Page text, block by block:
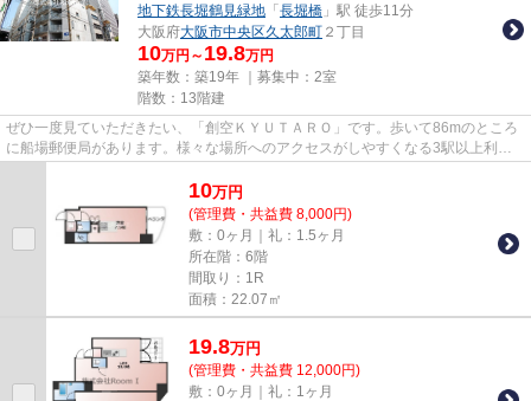
地下鉄長堀鶴見緑地 「 長堀橋 」駅 徒歩11分
大阪府大阪市中央区久太郎町 ２丁目
10万円～ 19.8万円
築年数：築19年 ｜募集中： 2室
階数：13階建
ぜひ一度見ていただきたい、「創空ＫＹＵＴＡＲＯ」です。歩いて86mのところ
に船場郵便局があります。様々な場所へのアクセスがしやすくなる3駅以上利用
10万円
(管理費・共益費 8,000円)
敷：0ヶ月｜礼：1.5ヶ月
所在階：6階
間取り：1R
面積：22.07㎡
19.8万円
(管理費・共益費 12,000円)
敷：0ヶ月｜礼：1ヶ月